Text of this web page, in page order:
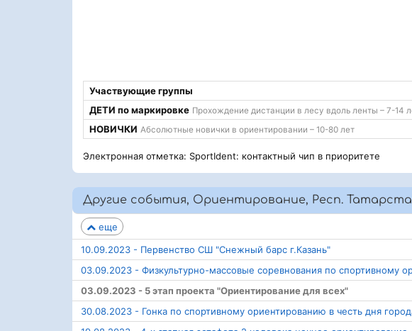
Участвующие группы
ДЕТИ по маркировке Прохождение дистанции в лесу вдоль ленты – 7-14
НОВИЧКИ Абсолютные новички в ориентировании – 10-80 лет
Электронная отметка: SportIdent: контактный чип в приоритете
Другие события, Ориентирование, Респ.
еще
10.09.2023 - Первенство СШ "Снежный барс г.Казань"
03.09.2023 - Физкультурно-массовые соревнования по спортивному
03.09.2023 - 5 этап проекта "Ориентирование для всех"
30.08.2023 - Гонка по спортивному ориентированию в честь дня